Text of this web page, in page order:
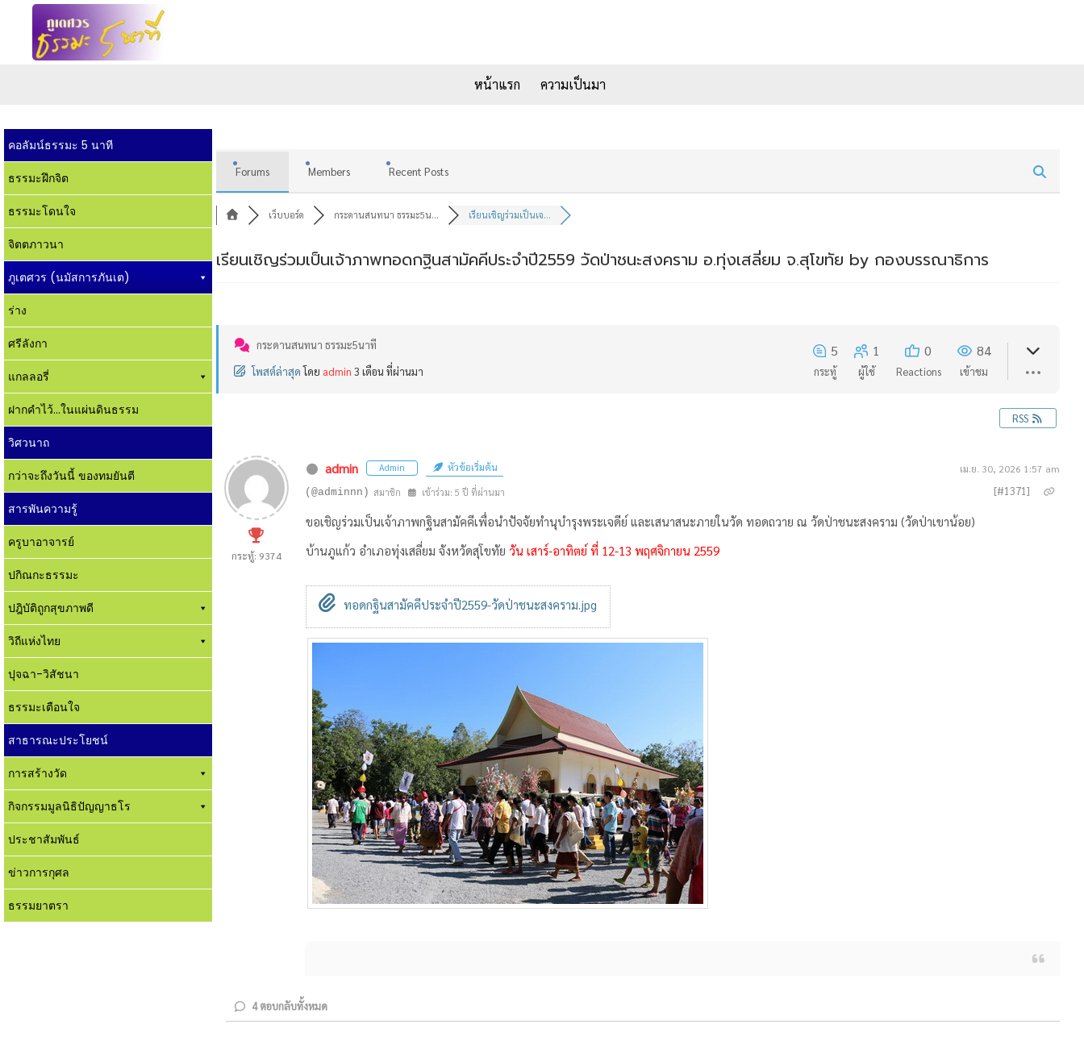
หน้าแรก ความเป็นมา
คอลัมน์ธรรมะ 5 นาที
ธรรมะฝึกจิต
ธรรมะโดนใจ
จิตตภาวนา
ภูเตศวร (นมัสการภันเต)
ร่าง
ศรีลังกา
แกลลอรี่
ฝากคำไว้...ในแผ่นดินธรรม
วิศวนาถ
กว่าจะถึงวันนี้ ของทมยันตี
สารพันความรู้
ครูบาอาจารย์
ปกิณกะธรรมะ
ปฎิบัติถูกสุขภาพดี
วิถีแห่งไทย
ปุจฉา-วิสัชนา
ธรรมะเตือนใจ
สาธารณะประโยชน์
การสร้างวัด
กิจกรรมมูลนิธิปัญญาธโร
ประชาสัมพันธ์
ข่าวการกุศล
ธรรมยาตรา
Forums Members Recent Posts
เว็บบอร์ด กระดานสนทนา ธรรมะ5น... เรียนเชิญร่วมเป็นเจ...
เรียนเชิญร่วมเป็นเจ้าภาพทอดกฐินสามัคคีประจำปี2559 วัดป่าชนะสงคราม อ.ทุ่งเสลี่ยม จ.สุโขทัย by กองบรรณาธิการ
กระดานสนทนา ธรรมะ5นาที
โพสต์ล่าสุด โดย admin 3 เดือน ที่ผ่านมา
5
กระทู้
1
ผู้ใช้
0
Reactions
84
เข้าชม
RSS
กระทู้: 9374
admin Admin หัวข้อเริ่มต้น เม.ย. 30, 2026 1:57 am
(@adminnn) สมาชิก เข้าร่วม: 5 ปี ที่ผ่านมา [#1371]
ขอเชิญร่วมเป็นเจ้าภาพกฐินสามัคคีเพื่อนำปัจจัยทำนุบำรุงพระเจดีย์ และเสนาสนะภายในวัด ทอดถวาย ณ วัดป่าชนะสงคราม (วัดป่าเขาน้อย)
บ้านภูแก้ว อำเภอทุ่งเสลี่ยม จังหวัดสุโขทัย วัน เสาร์-อาทิตย์ ที่ 12-13 พฤศจิกายน 2559
ทอดกฐินสามัคคีประจำปี2559-วัดป่าชนะสงคราม.jpg
4ตอบกลับทั้งหมด